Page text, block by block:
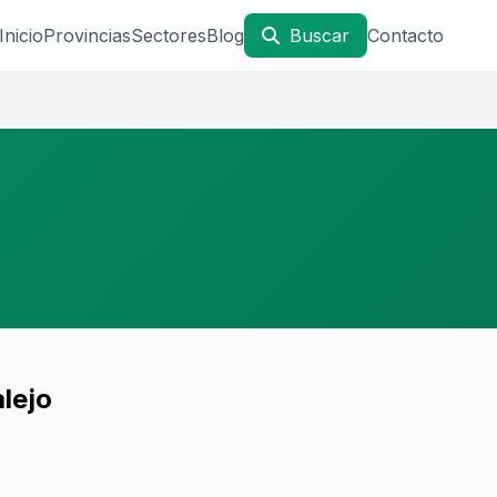
InicioProvinciasSectoresBlog Buscar Contacto